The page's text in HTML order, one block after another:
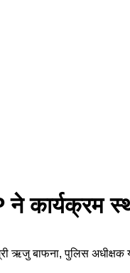
बाफना, पुलिस अधीक्षक